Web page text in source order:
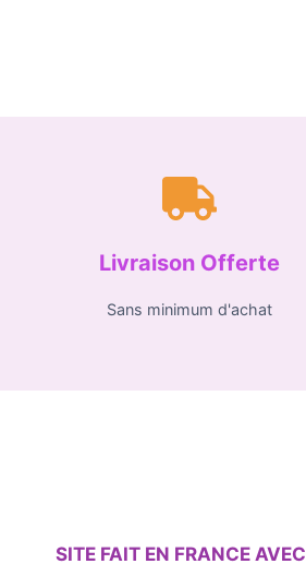
Livraison Offerte
Sans minimum d'achat
SITE FAIT EN FRANCE AVEC